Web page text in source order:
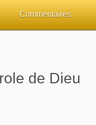
Commentaires
de Dieu